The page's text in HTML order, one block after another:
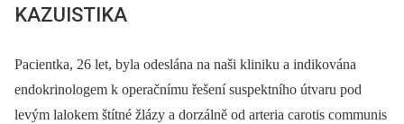
KAZUISTIKA
Pacientka, 26 let, byla odeslána na naši kliniku a indikována
endokrinologem k operačnímu řešení suspektního útvaru pod
levým lalokem štítné žlázy a dorzálně od arteria carotis communis